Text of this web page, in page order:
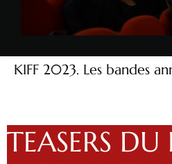
KIFF 2023. Les bandes
TEASERS DU